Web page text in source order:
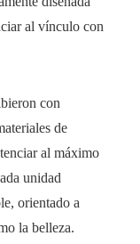
al vínculo con
con
de
al máximo
unidad
orientado a
la belleza.